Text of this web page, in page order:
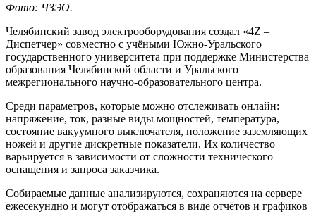
Фото: ЧЗЭО.
Челябинский завод электрооборудования создал «4Z –
Диспетчер» совместно с учёными Южно-Уральского
государственного университета при поддержке Министерства
образования Челябинской области и Уральского
межрегионального научно-образовательного центра.
Среди параметров, которые можно отслеживать онлайн:
напряжение, ток, разные виды мощностей, температура,
состояние вакуумного выключателя, положение заземляющих
ножей и другие дискретные показатели. Их количество
варьируется в зависимости от сложности технического
оснащения и запроса заказчика.
Собираемые данные анализируются, сохраняются на сервере
ежесекундно и могут отображаться в виде отчётов и графиков